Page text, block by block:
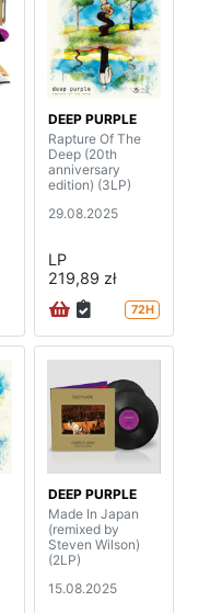
DEEP PURPLE
Rapture Of The
Deep (20th
anniversary
edition) (3LP)
29.08.2025
LP
219,89 zł
72H
DEEP PURPLE
Made In Japan
(remixed by
Steven Wilson)
(2LP)
15.08.2025